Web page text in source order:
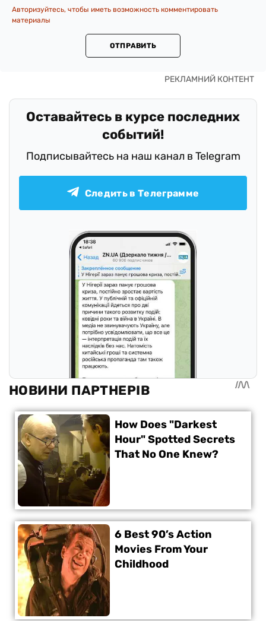
Авторизуйтесь, чтобы иметь возможность комментировать
материалы
ОТПРАВИТЬ
Оставайтесь в курсе последних
событий!
Подписывайтесь на наш канал в Telegram
Следить в Телеграмме